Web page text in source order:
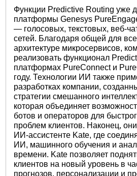
Функции Predictive Routing уже
платформы Genesys
— голосовых, текстовых, веб-
сетей. Благодаря общей для
архитектуре микросервисов,
реализовать функционал
платформах PureConnect и
году. Технологии ИИ также
разработках компании,
стратегии смешанного
которая объединяет
ботов и операторов для
проблем клиентов. Наконец,
ИИ-ассистенте Kate, где
ИИ, машинного обучения и
времени. Kate позволяет
клиентов на новый уровень в
прогнозов, персонализации и